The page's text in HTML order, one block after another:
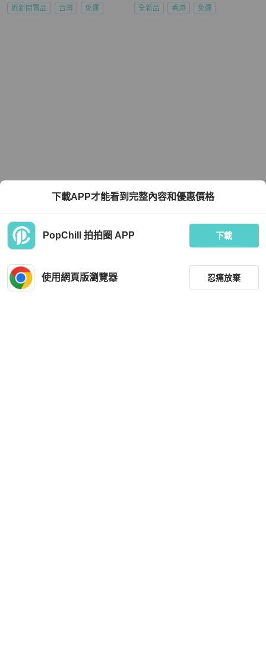
近新閒置品 台灣 免運 全新品 香港 免運
下載APP才能看到完整內容和優惠價格
PopChill 拍拍圈 APP 下載
使用網頁版瀏覽器 忍痛放棄